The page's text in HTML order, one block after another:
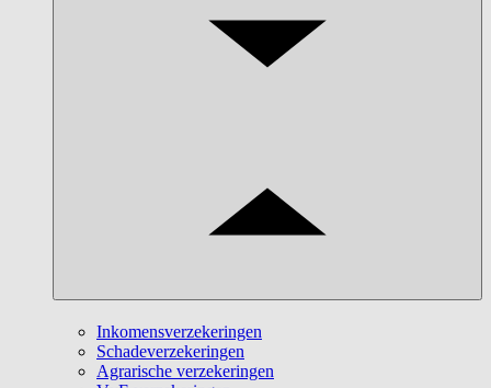
Inkomensverzekeringen
Schadeverzekeringen
Agrarische verzekeringen